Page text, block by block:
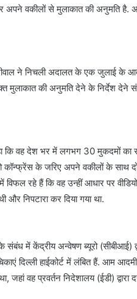
अपने वकीलों से मुलाकात की अनुमति है.
ने निचली अदालत के एक जुलाई के
मुलाकात की अनुमति देने के निर्देश देने
कि वह देश भर में लगभग 30 मुकदमों का
कॉन्फ्रेंस के जरिए अपने वकीलों के साथ
रहे हैं कि वह उन्हीं आधार पर
निपटारा कर दिया गया था.
में केंद्रीय अन्वेषण ब्यूरो (सीबीआई)
दिल्ली हाईकोर्ट में लंबित हैं. आम
वह प्रवर्तन निदेशालय (ईडी)